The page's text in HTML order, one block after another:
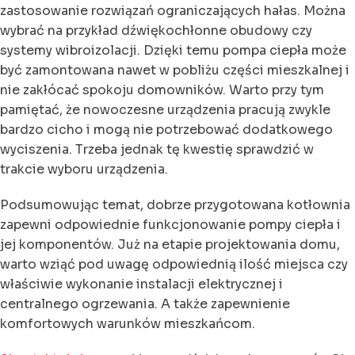
zastosowanie rozwiązań ograniczających hałas. Można
wybrać na przykład dźwiękochłonne obudowy czy
systemy wibroizolacji. Dzięki temu pompa ciepła może
być zamontowana nawet w pobliżu części mieszkalnej i
nie zakłócać spokoju domowników. Warto przy tym
pamiętać, że nowoczesne urządzenia pracują zwykle
bardzo cicho i mogą nie potrzebować dodatkowego
wyciszenia. Trzeba jednak tę kwestię sprawdzić w
trakcie wyboru urządzenia.
Podsumowując temat, dobrze przygotowana kotłownia
zapewni odpowiednie funkcjonowanie pompy ciepła i
jej komponentów. Już na etapie projektowania domu,
warto wziąć pod uwagę odpowiednią ilość miejsca czy
właściwie wykonanie instalacji elektrycznej i
centralnego ogrzewania. A także zapewnienie
komfortowych warunków mieszkańcom.